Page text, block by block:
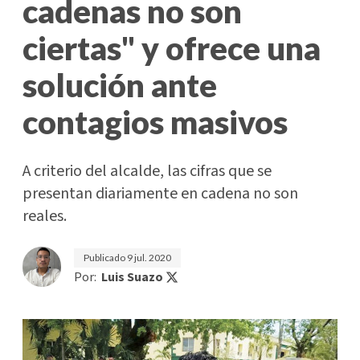
cadenas no son
ciertas" y ofrece una
solución ante
contagios masivos
A criterio del alcalde, las cifras que se
presentan diariamente en cadena no son
reales.
Publicado 9 jul. 2020
Por: Luis Suazo